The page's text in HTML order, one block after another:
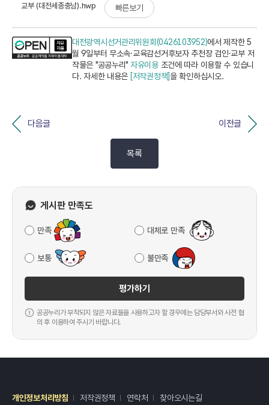
교부 (대전세종충남).hwp 빠른보기
대전광역시선거관리위원회(0426103952)에서 제작한 5
월 9일부터 무소속·교육감선거후보자 추천장 검인·교부 저
작물은 "공공누리" 자유이용조건에 따라 이용할 수 있습니
다. 자세한 내용은 [저작권정책]을 확인하십시오.
다음글 이전글
목록
게시판 만족도
만족 대체로 만족
보통 불만족
평가하기
공공누리가 부착되지 않은 자료들을 사용하고자 할 경우에는 담당부서와 사전 협
의 후 이용하여 주시기 바랍니다.
개인정보처리방침 저작권정책 연락처 찾아오시는길